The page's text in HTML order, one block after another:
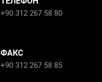
+90 312 267 58 80
ФАКС
+90 312 267 58 85